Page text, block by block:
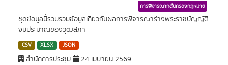
การพิจารณากลั่นกรองกฎหมาย
ชุดข้อมูลนี้รวบรวมข้อมูลเกี่ยวกับผลการพิจารณาร่างพระราชบัญญัติ
งบประมาณของวุฒิสภา
CSV XLSX JSON
สำนักการประชุม 24 เมษายน 2569